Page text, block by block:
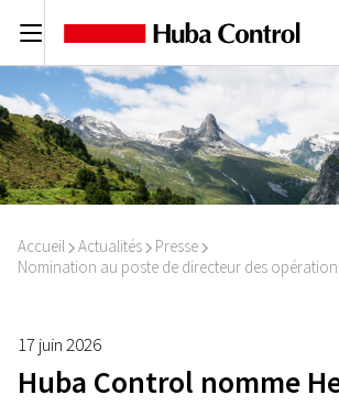
C
Accueil I Actualités I Presse I
Nomination au poste de directeur des
17 juin 2026
Huba Control nomme